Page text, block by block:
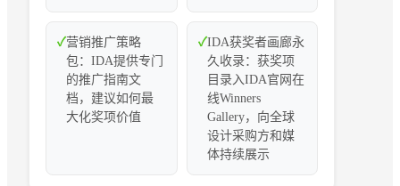
✓营销推广策略
包：IDA提供专门
的推广指南文
档，建议如何最
大化奖项价值
✓IDA获奖者画廊永
久收录：获奖项
目录入IDA官网在
线Winners
Gallery，向全球
设计采购方和媒
体持续展示